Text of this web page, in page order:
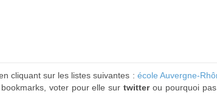
cliquant sur les listes suivantes : école Auvergne-
voter pour elle surtwitterou pourquoi